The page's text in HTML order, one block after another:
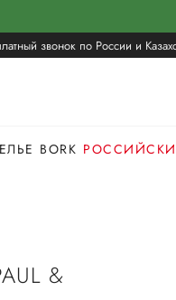
звонок по России и
BORK
&